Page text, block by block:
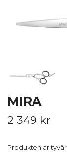
MIRA
2 349 kr
Produkten är